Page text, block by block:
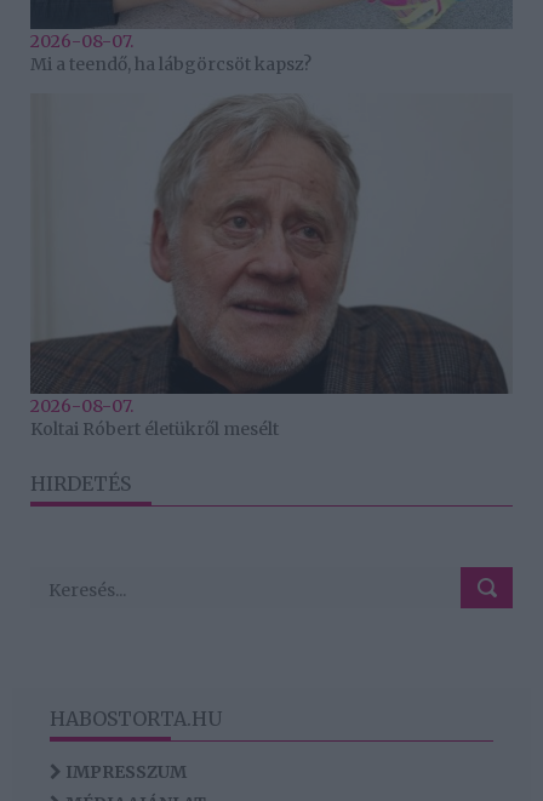
2026-08-07.
Mi a teendő, ha lábgörcsöt kapsz?
2026-08-07.
Koltai Róbert életükről mesélt
HIRDETÉS
HABOSTORTA.HU
IMPRESSZUM